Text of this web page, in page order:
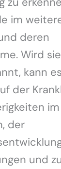
im
deren
Wird
kann
der
im
der
und zu